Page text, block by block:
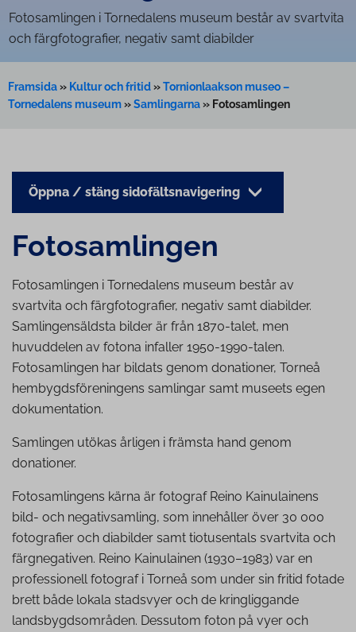
Fotosamlingen i Tornedalens museum består av svartvita
och färgfotografier, negativ samt diabilder
Framsida» Kultur och fritid»Tornionlaakson museo –
Tornedalens museum»Samlingarna» Fotosamlingen
Öppna / stäng sidofältsnavigering
Fo­to­sam­ling­en
Fotosamlingen i Tornedalens museum består av
svartvita och färgfotografier, negativ samt diabilder.
Samlingensäldsta bilder är från 1870-talet, men
huvuddelen av fotona infaller 1950-1990-talen.
Fotosamlingen har bildats genom donationer, Torneå
hembygdsföreningens samlingar samt museets egen
dokumentation.
Samlingen utökas årligen i främsta hand genom
donationer.
Fotosamlingens kärna är fotograf Reino Kainulainens
bild- och negativsamling, som innehåller över 30 000
fotografier och diabilder samt tiotusentals svartvita och
färgnegativen. Reino Kainulainen (1930–1983) var en
professionell fotograf i Torneå som under sin fritid fotade
brett både lokala stadsvyer och de kringliggande
landsbygdsområden. Dessutom foton på vyer och